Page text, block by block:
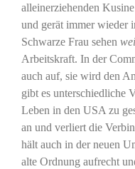
alleinerziehenden
und gerät immer wieder
Schwarze Frau sehen
Arbeitskraft. In der
auch auf, sie wird den
gibt es unterschiedliche
Leben in den USA zu
an und verliert die
hält auch in der neuen
alte Ordnung aufrecht